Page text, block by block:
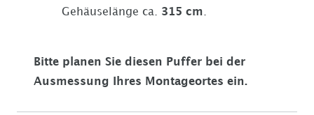
Gehäuselänge ca. 315 cm
Bitte planen Sie diesen Puffer bei der
Ausmessung Ihres Montageortes ein.